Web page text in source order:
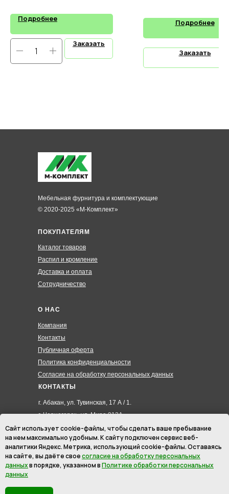
Подробнее
Заказать
Подробнее
Заказать
ПОКУПАТЕЛЯМ
Каталог товаров
Распил и кромление
Доставка и оплата
Сотрудничество
О НАС
Компания
Контакты
Публичная оферта
Политика конфиденциальности
Согласие на обработку персональных данных
КОНТАКТЫ
г. Абакан, ул. Тувинская, 17 А / 1.
г. Черногорск , ул. Мира 012А
8 (3902) 285-171
8 (908) 326-24-00
8 (902) 467-09-70
hmk19@mail.ru
© 2020-2025 «М-Комплект»
Мебельная фурнитура и комплектующие
Сайт использует cookie-файлы, чтобы сделать ваше пребывание
на нем максимально удобным. К cайту подключен сервис веб-
аналитики Яндекс. Метрика, использующий cookie-файлы. Оставаясь
на сайте, вы даёте своесогласие на обработку персональных
данныхв порядке, указанном вПолитике обработки персональных
данных